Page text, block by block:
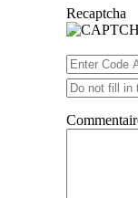
Recaptcha